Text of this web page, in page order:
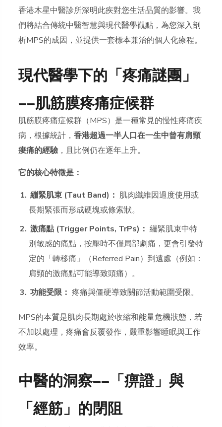
香港木星中醫診所深明此疾對您生活品質的影響。我
們將結合傳統中醫智慧與現代醫學觀點，為您深入剖
析MPS的成因，並提供一套標本兼治的個人化療程。
現代醫學下的「疼痛謎團」
——肌筋膜疼痛症候群
肌筋膜疼痛症候群（MPS）是一種常見的慢性疼痛疾
病，根據統計，香港超過一半人口在一生中曾有肩頸
痠痛的經驗 ，且比例仍在逐年上升。
它的核心特徵是：
繃緊肌束 (Taut Band)： 肌肉纖維因過度使用或
長期緊張而形成硬塊或條索狀。
激痛點 (Trigger Points, TrPs)： 繃緊肌束中特
別敏感的痛點，按壓時不僅局部劇痛，更會引發特
定的「轉移痛」（Referred Pain）到遠處（例如：
肩頸的激痛點可能導致頭痛）。
功能受限： 疼痛與僵硬導致關節活動範圍受限。
MPS的本質是肌肉長期處於收縮和能量危機狀態，若
不加以處理，疼痛會反覆發作，嚴重影響睡眠與工作
效率。
中醫的洞察——「痹證」與
「經筋」的閉阻